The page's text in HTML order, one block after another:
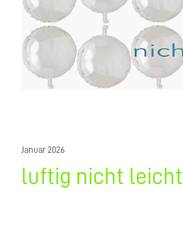
Januar 2026
luftig nicht leicht